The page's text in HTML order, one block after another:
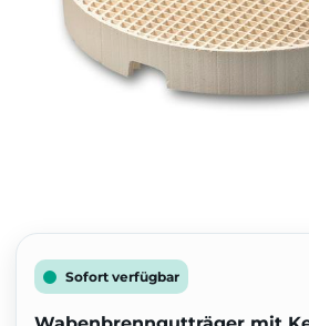
Sofort verfügbar